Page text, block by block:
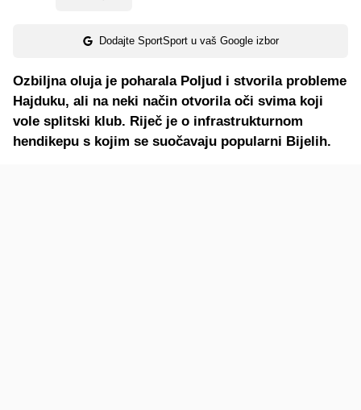
Dodajte SportSport u vaš Google izbor
Ozbiljna oluja je poharala Poljud i stvorila probleme
Hajduku, ali na neki način otvorila oči svima koji
vole splitski klub. Riječ je o infrastrukturnom
hendikepu s kojim se suočavaju popularni Bijelih.